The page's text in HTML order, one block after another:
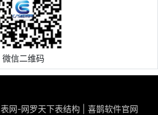
微信二维码
表网-网罗天下表结构
喜鹊软件官网